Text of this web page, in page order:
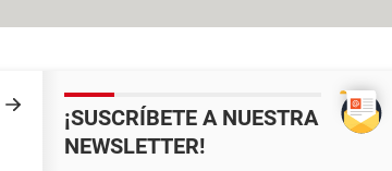
¡SUSCRÍBETE A NUESTRA
NEWSLETTER!